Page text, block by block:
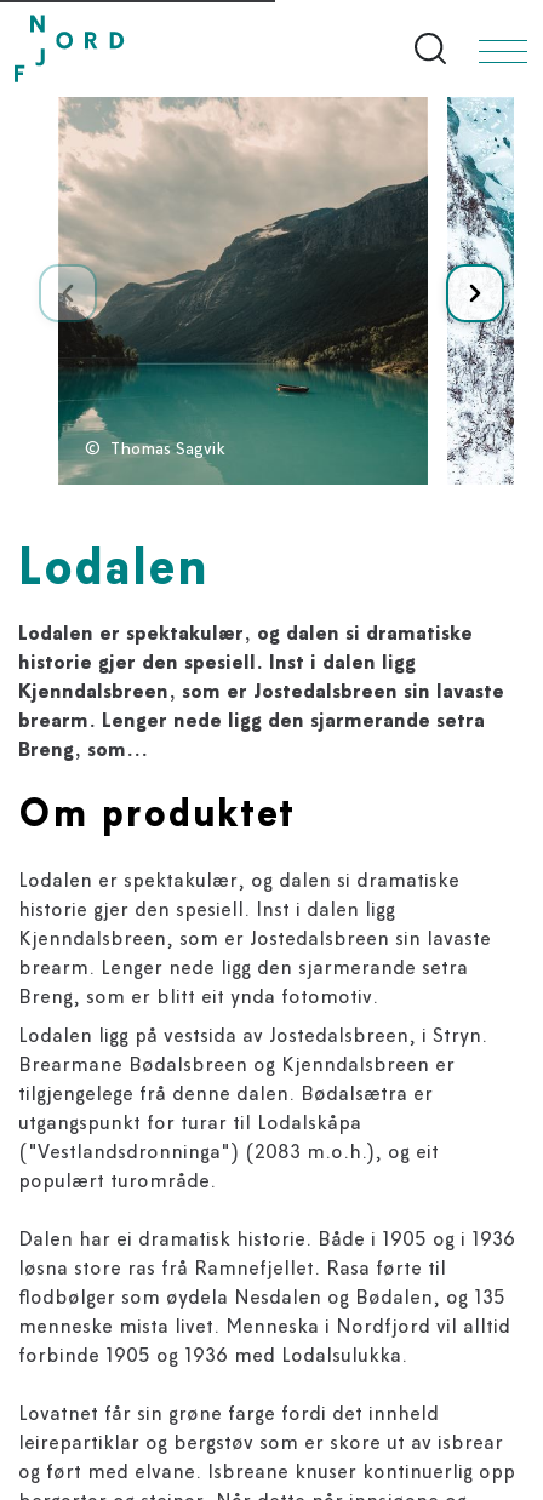
Search
© Thomas Sagvik
Lodalen
Lodalen er spektakulær, og dalen si dramatiske
historie gjer den spesiell. Inst i dalen ligg
Kjenndalsbreen, som er Jostedalsbreen sin lavaste
brearm. Lenger nede ligg den sjarmerande setra
Breng, som...
Om produktet
Lodalen er spektakulær, og dalen si dramatiske
historie gjer den spesiell. Inst i dalen ligg
Kjenndalsbreen, som er Jostedalsbreen sin lavaste
brearm. Lenger nede ligg den sjarmerande setra
Breng, som er blitt eit ynda fotomotiv.
Lodalen ligg på vestsida av Jostedalsbreen, i Stryn.
Brearmane Bødalsbreen og Kjenndalsbreen er
tilgjengelege frå denne dalen. Bødalsætra er
utgangspunkt for turar til Lodalskåpa
("Vestlandsdronninga") (2083 m.o.h.), og eit
populært turområde.
Dalen har ei dramatisk historie. Både i 1905 og i 1936
løsna store ras frå Ramnefjellet. Rasa førte til
flodbølger som øydela Nesdalen og Bødalen, og 135
menneske mista livet. Menneska i Nordfjord vil alltid
forbinde 1905 og 1936 med Lodalsulukka.
Lovatnet får sin grøne farge fordi det innheld
leirepartiklar og bergstøv som er skore ut av isbrear
og ført med elvane. Isbreane knuser kontinuerlig opp